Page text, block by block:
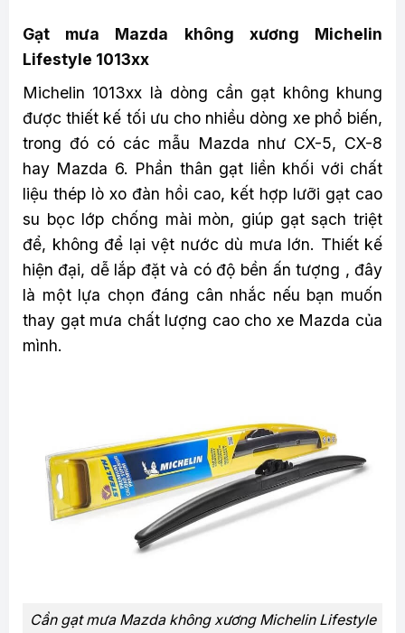
Gạt mưa Mazda không xương Michelin
Lifestyle 1013xx
Michelin 1013xx là dòng cần gạt không khung
được thiết kế tối ưu cho nhiều dòng xe phổ biến,
trong đó có các mẫu Mazda như CX-5, CX-8
hay Mazda 6. Phần thân gạt liền khối với chất
liệu thép lò xo đàn hồi cao, kết hợp lưỡi gạt cao
su bọc lớp chống mài mòn, giúp gạt sạch triệt
để, không để lại vệt nước dù mưa lớn. Thiết kế
hiện đại, dễ lắp đặt và có độ bền ấn tượng , đây
là một lựa chọn đáng cân nhắc nếu bạn muốn
thay gạt mưa chất lượng cao cho xe Mazda của
mình.
Cần gạt mưa Mazda không xương Michelin Lifestyle